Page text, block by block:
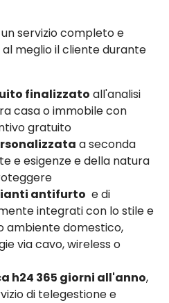
servizio completo e
meglio il cliente durante
finalizzato all'analisi
casa o immobile con
gratuito
a seconda
e esigenze e della natura
antifurto e di
integrati con lo stile e
ambiente domestico,
via cavo, wireless o
h24 365 giorni all'anno,
di telegestione e